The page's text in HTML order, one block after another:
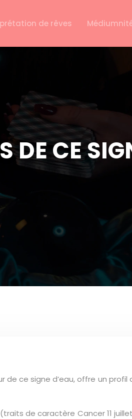
de rêves
DE CE
ce signe d’eau, offre un profil
de caractère Cancer 11